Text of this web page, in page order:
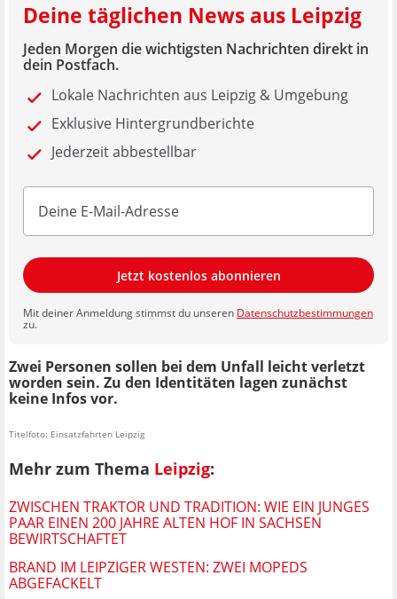
Deine täglichen News aus Leipzig
Jeden Morgen die wichtigsten Nachrichten direkt in
dein Postfach.
Lokale Nachrichten aus Leipzig & Umgebung
Exklusive Hintergrundberichte
Jederzeit abbestellbar
Jetzt kostenlos abonnieren
Mit deiner Anmeldung stimmst du unseren Datenschutzbestimmungen
zu.
Zwei Personen sollen bei dem Unfall leicht verletzt
worden sein. Zu den Identitäten lagen zunächst
keine Infos vor.
Titelfoto: Einsatzfahrten Leipzig
Mehr zum Thema Leipzig:
ZWISCHEN TRAKTOR UND TRADITION: WIE EIN JUNGES
PAAR EINEN 200 JAHRE ALTEN HOF IN SACHSEN
BEWIRTSCHAFTET
BRAND IM LEIPZIGER WESTEN: ZWEI MOPEDS
ABGEFACKELT